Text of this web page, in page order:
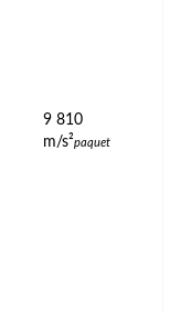
9 810
m/s²paquet